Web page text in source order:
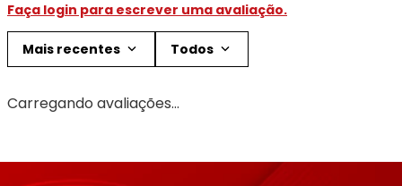
Faça login para escrever uma avaliação.
Mais recentes Todos
Carregando avaliações…